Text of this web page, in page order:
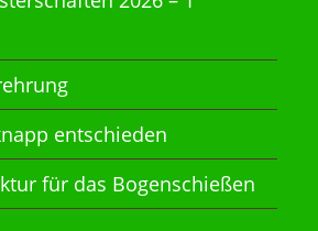
entschieden
für das Bogenschießen